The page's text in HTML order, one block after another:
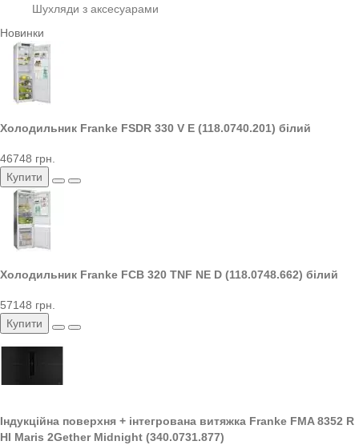
Шухляди з аксесуарами
Новинки
Холодильник Franke FSDR 330 V E (118.0740.201) білий
46748 грн.
Купити
Холодильник Franke FCB 320 TNF NE D (118.0748.662) білий
57148 грн.
Купити
Індукційна поверхня + інтегрована витяжка Franke FMA 8352 R
HI Maris 2Gether Midnight (340.0731.877)